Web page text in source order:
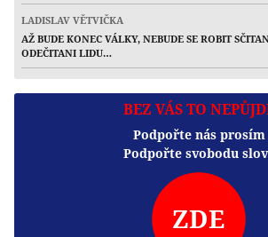
LADISLAV VĚTVIČKA
AŽ BUDE KONEC VÁLKY, NEBUDE SE ROBIT
ODEČITANI LIDU…
BEZ VÁS TO
Podpořte nás prosím
Podpořte svobodu
ZDE